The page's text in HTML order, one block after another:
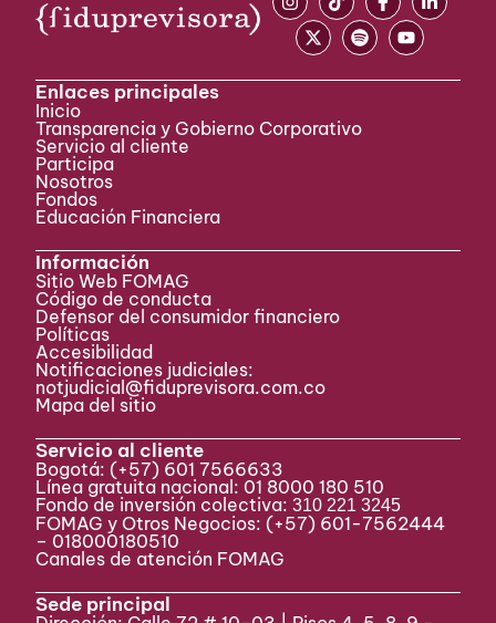
Enlaces principales
Inicio
Transparencia y Gobierno Corporativo
Servicio al cliente
Participa ​
Nosotros
Fondos
Educación Financiera
Información
Sitio Web FOMAG
Código de conducta
Defensor del consumidor financiero
Políticas
Accesibilidad
Notificaciones judiciales:
notjudicial@fiduprevisora.com.co
Mapa del sitio
Servicio al cliente
Bogotá: (+57) 601 7566633
Línea gratuita nacional: 01 8000 180 510
Fondo de inversión colectiva:310 221 3245
FOMAG y Otros Negocios: (+57) 601-7562444
– 018000180510
Canales de atención FOMAG
Sede principal